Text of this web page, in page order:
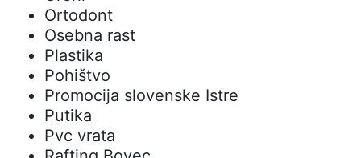
Ortodont
Osebna rast
Plastika
Pohištvo
Promocija slovenske Istre
Putika
Pvc vrata